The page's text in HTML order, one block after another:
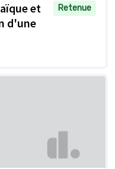
et
d'une
Retenue